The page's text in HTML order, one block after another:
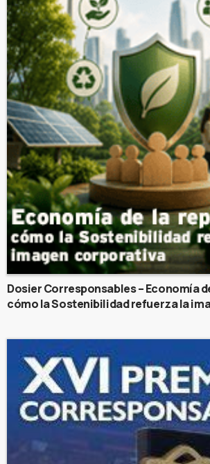
Dosier Corresponsables – Economía
cómo la Sostenibilidad refuerza la